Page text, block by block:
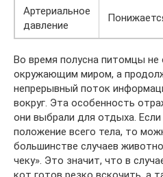
Артериальное
давление
Во время полусна питомцы
окружающим миром, а
непрерывный поток
вокруг. Эта особенность
они выбрали для отдыха.
положение всего тела, то
большинстве случаев
чеку». Это значит, что в